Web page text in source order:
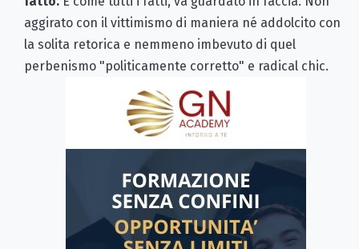
aggirato con il vittimismo di maniera né addolcito con
la solita retorica e nemmeno imbevuto di quel
perbenismo "politicamente corretto" e radical chic.